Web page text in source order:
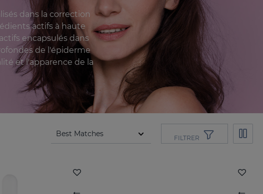
dans la correction
actifs à haute
encapsulés dans
de l'épiderme
et l'apparence de la
FILTRER